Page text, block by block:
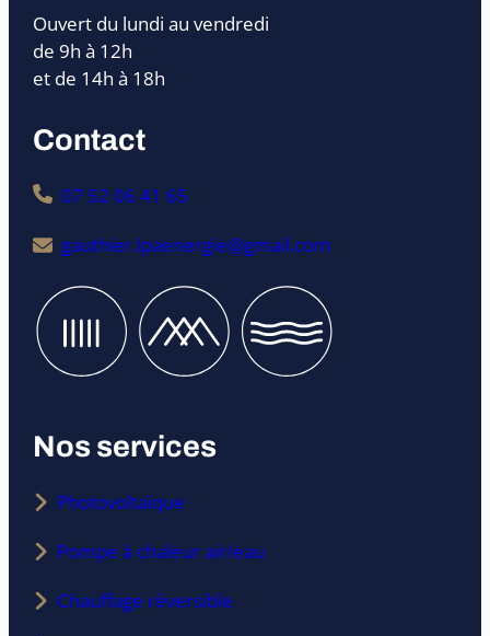
Ouvert du lundi au vendredi
de 9h à 12h
et de 14h à 18h
Contact
07 52 06 41 65
gauthier.lpaenergie@gmail.com
Nos services
Photovoltaïque
Pompe à chaleur air/eau
Chauffage réversible